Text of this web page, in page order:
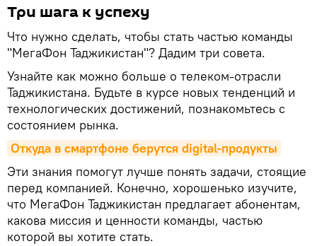
Три шага к успеху
Что нужно сделать, чтобы стать частью команды
"МегаФон Таджикистан"? Дадим три совета.
Узнайте как можно больше о телеком-отрасли
Таджикистана. Будьте в курсе новых тенденций и
технологических достижений, познакомьтесь с
состоянием рынка.
Откуда в смартфоне берутся digital-продукты
Эти знания помогут лучше понять задачи, стоящие
перед компанией. Конечно, хорошенько изучите,
что МегаФон Таджикистан предлагает абонентам,
какова миссия и ценности команды, частью
которой вы хотите стать.